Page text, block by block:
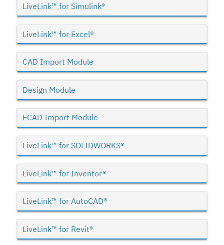
LiveLink™ for Simulink®
LiveLink™ for Excel®
CAD Import Module
Design Module
ECAD Import Module
LiveLink™ for SOLIDWORKS®
LiveLink™ for Inventor®
LiveLink™ for AutoCAD®
LiveLink™ for Revit®